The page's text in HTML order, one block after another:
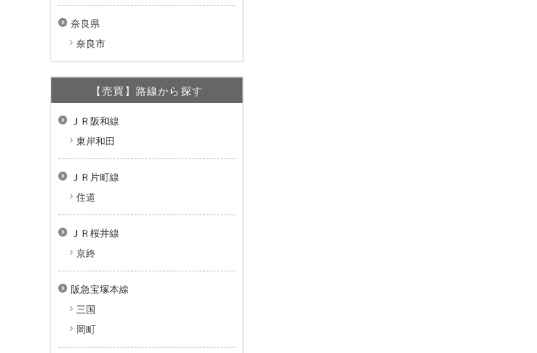
奈良県
奈良市
【売買】路線から探す
ＪＲ阪和線
東岸和田
ＪＲ片町線
住道
ＪＲ桜井線
京終
阪急宝塚本線
三国
岡町